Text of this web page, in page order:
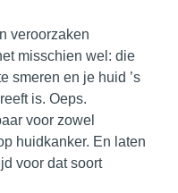
veroorzaken
misschien wel: die
smeren en je huid ’s
is. Oeps.
voor zowel
huidkanker. En laten
voor dat soort